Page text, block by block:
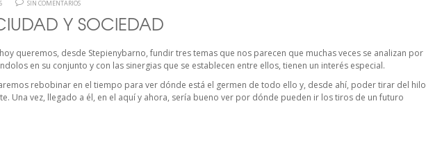
SIN COMENTARIOS
Y SOCIEDAD
queremos, desde Stepienybarno, fundir tres temas que nos parecen que muchas veces se analizan por
en su conjunto y con las sinergias que se establecen entre ellos, tienen un interés especial.
rebobinar en el tiempo para ver dónde está el germen de todo ello y, desde ahí, poder tirar del hilo
Una vez, llegado a él, en el aquí y ahora, sería bueno ver por dónde pueden ir los tiros de un futuro